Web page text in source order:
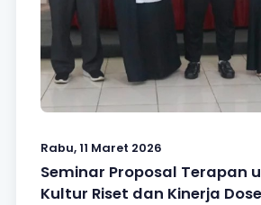
Rabu, 11 Maret 2026
Seminar Proposal Terapan
Kultur Riset dan Kinerja